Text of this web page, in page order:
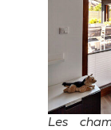
Les